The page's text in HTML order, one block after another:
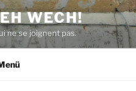
WECH!
ne se joignent pas.